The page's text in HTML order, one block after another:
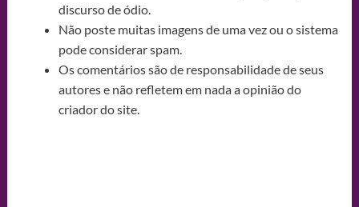
discurso de ódio.
Não poste muitas imagens de uma vez ou o sistema
pode considerar spam.
Os comentários são de responsabilidade de seus
autores e não refletem em nada a opinião do
criador do site.